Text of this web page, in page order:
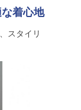
着心地
スタイリ